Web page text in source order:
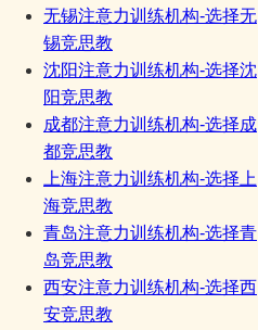
无锡注意力训练机构-选择无
锡竞思教
沈阳注意力训练机构-选择沈
阳竞思教
成都注意力训练机构-选择成
都竞思教
上海注意力训练机构-选择上
海竞思教
青岛注意力训练机构-选择青
岛竞思教
西安注意力训练机构-选择西
安竞思教